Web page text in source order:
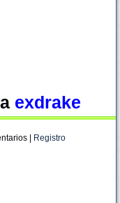
exdrake
| Registro